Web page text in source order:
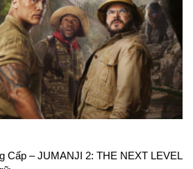
Cấp – JUMANJI 2: THE NEXT LEVEL